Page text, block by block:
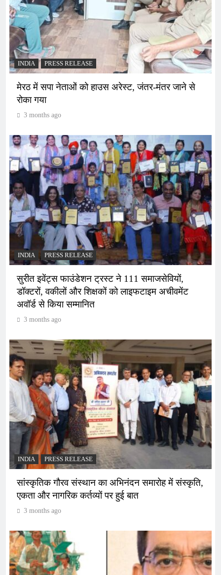
INDIA PRESS RELEASE
मेरठ में सपा नेताओं को हाउस अरेस्ट, जंतर-मंतर जाने से
रोका गया
3 months ago
INDIA PRESS RELEASE
सुरीत इवेंट्स फाउंडेशन ट्रस्ट ने 111 समाजसेवियों,
डॉक्टरों, वकीलों और शिक्षकों को लाइफटाइम अचीवमेंट
अवॉर्ड से किया सम्मानित
3 months ago
INDIA PRESS RELEASE
सांस्कृतिक गौरव संस्थान का अभिनंदन समारोह में संस्कृति,
एकता और नागरिक कर्तव्यों पर हुई बात
3 months ago